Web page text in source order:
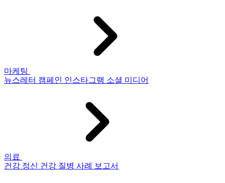
마케팅
뉴스레터 캠페인 인스타그램 소셜 미디어
의료
건강 정신 건강 질병 사례 보고서